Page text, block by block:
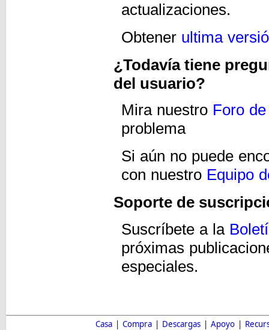
actualizaciones.
Obtener ultima
¿Todavía tiene
del usuario?
Mira nuestro Foro
problema
Si aún no puede
con nuestro Equipo
Soporte de
Suscríbete a la
próximas
especiales.
Casa | Compra | Descargas | Apoyo |